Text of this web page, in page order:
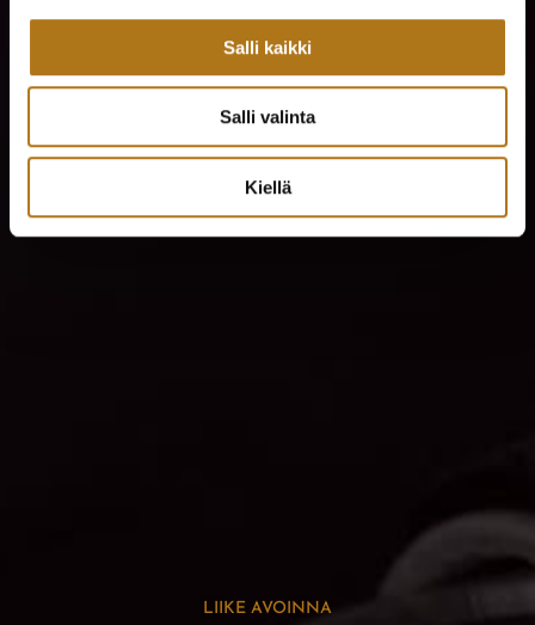
Salli kaikki
Salli valinta
Kiellä
LIIKE AVOINNA